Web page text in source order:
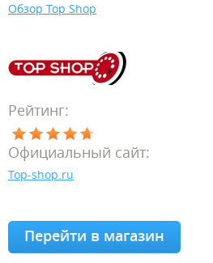
Обзор Top Shop
Рейтинг:
Официальный сайт:
Top-shop.ru
Перейти в магазин